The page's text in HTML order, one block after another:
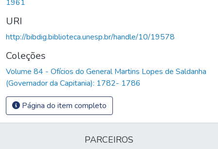
1961
URI
http://bibdig.biblioteca.unesp.br/handle/10/19578
Coleções
Volume 84 - Ofícios do General Martins Lopes de Saldanha
(Governador da Capitania): 1782- 1786
Página do item completo
PARCEIROS